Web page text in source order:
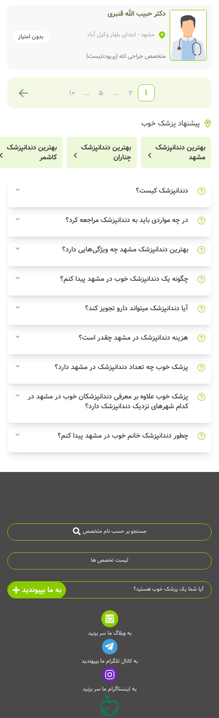
دکتر حبیب الله قنبری
مشهد- ابتدای بلوار وکیل آباد بدون امتیاز
متخصص جراحی لثه (پریودنتیست)
1
2
...
5
...
10
پیشنهاد پزشک خوب
بهترین دندانپزشک
مشهد
بهترین دندانپزشک
چناران
بهترین دندانپزشک
کاشمر
دندانپزشک کیست؟
در چه مواردی باید به دندانپزشک مراجعه کرد؟
بهترین دندانپزشک مشهد چه ویژگی‌هایی دارد؟
چگونه یک دندانپزشک خوب در مشهد پیدا کنم؟
آیا دندانپزشک میتواند دارو تجویز کند؟
هزینه دندانپزشک در مشهد چقدر است؟
پزشک خوب چه تعداد دندانپزشک در مشهد دارد؟
پزشک خوب علاوه بر معرفی دندانپزشکان خوب در مشهد در
کدام شهرهای نزدیک دندانپزشک دارد؟
چطور دندانپزشک خانم خوب در مشهد پیدا کنم؟
جستجو بر حسب نام متخصص
لیست تخصص ها
آیا شما یک پزشک خوب هستید؟ به ما بپیوندید
به وبلاگ ما سر بزنید
به کانال تلگرام ما بپیوندید
به اینستاگرام ما سر بزنید